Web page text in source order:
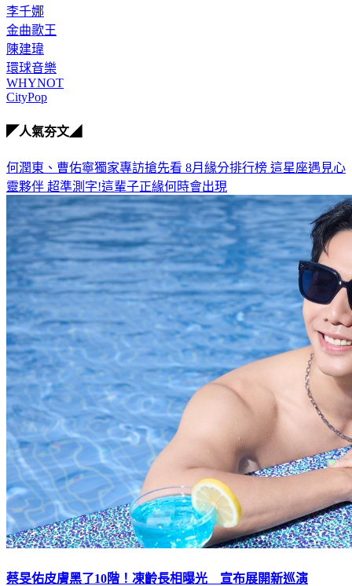
李千娜
金曲歌王
陳建瑋
環球音樂
WHYNOT
CityPop
◤人氣夯文◢
何潤東、曹佑寧獨家專訪搶先看 8月緣分排行榜 這星座遇見心
靈夥伴 超準測字!這輩子正緣何時會出現
蔡旻佑皮膚黑了10階！凍齡長相曝光 宣布展開新巡演